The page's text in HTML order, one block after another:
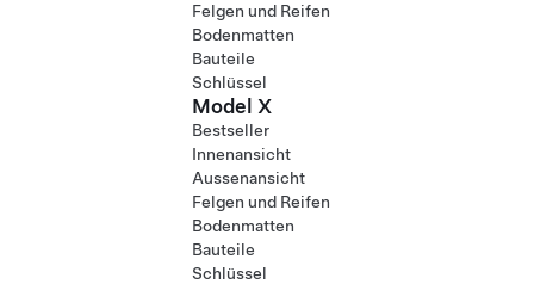
Felgen und Reifen
Bodenmatten
Bauteile
Schlüssel
Model X
Bestseller
Innenansicht
Aussenansicht
Felgen und Reifen
Bodenmatten
Bauteile
Schlüssel